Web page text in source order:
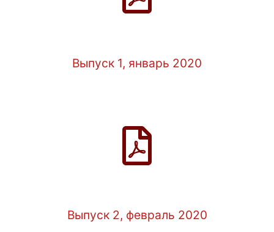
Выпуск 1, январь 2020
Выпуск 2, февраль 2020